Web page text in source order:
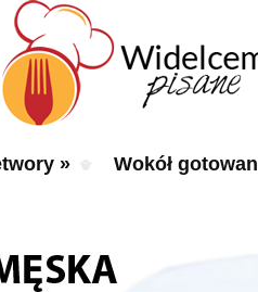
» Wokół